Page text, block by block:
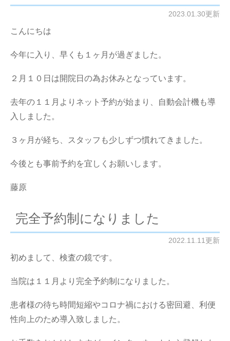
2023.01.30更新
こんにちは
今年に入り、早くも１ヶ月が過ぎました。
２月１０日は開院日の為お休みとなっています。
去年の１１月よりネット予約が始まり、自動会計機も導
入しました。
３ヶ月が経ち、スタッフも少しずつ慣れてきました。
今後とも事前予約を宜しくお願いします。
藤原
完全予約制になりました
2022.11.11更新
初めまして、検査の鏡です。
当院は１１月より完全予約制になりました。
患者様の待ち時間短縮やコロナ禍における密回避、利便
性向上のため導入致しました。